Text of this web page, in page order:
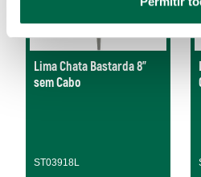
Lima Chata Bastarda 8"
sem Cabo
ST03918L